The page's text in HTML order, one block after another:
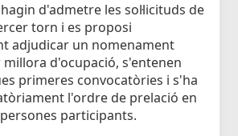
d'admetre les sol·licituds de
torn i es proposi
adjudicar un nomenament
d'ocupació, s'entenen
primeres convocatòries i s'ha
l'ordre de prelació en
participants.